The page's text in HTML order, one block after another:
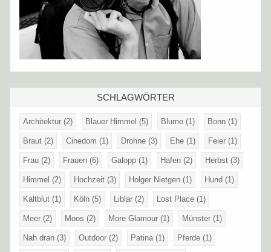
SCHLAGWÖRTER
Architektur (2) Blauer Himmel (5) Blume (1) Bonn (1)
Braut (2) Cinedom (1) Drohne (3) Ehe (1) Feier (1)
Frau (2) Frauen (6) Galopp (1) Hafen (2) Herbst (3)
Himmel (2) Hochzeit (3) Holger Nietgen (1) Hund (1)
Kaltblut (1) Köln (5) Liblar (2) Lost Place (1)
Meer (2) Moos (2) More Glamour (1) Münster (1)
Nah dran (3) Outdoor (2) Patina(1) Pferde (1)